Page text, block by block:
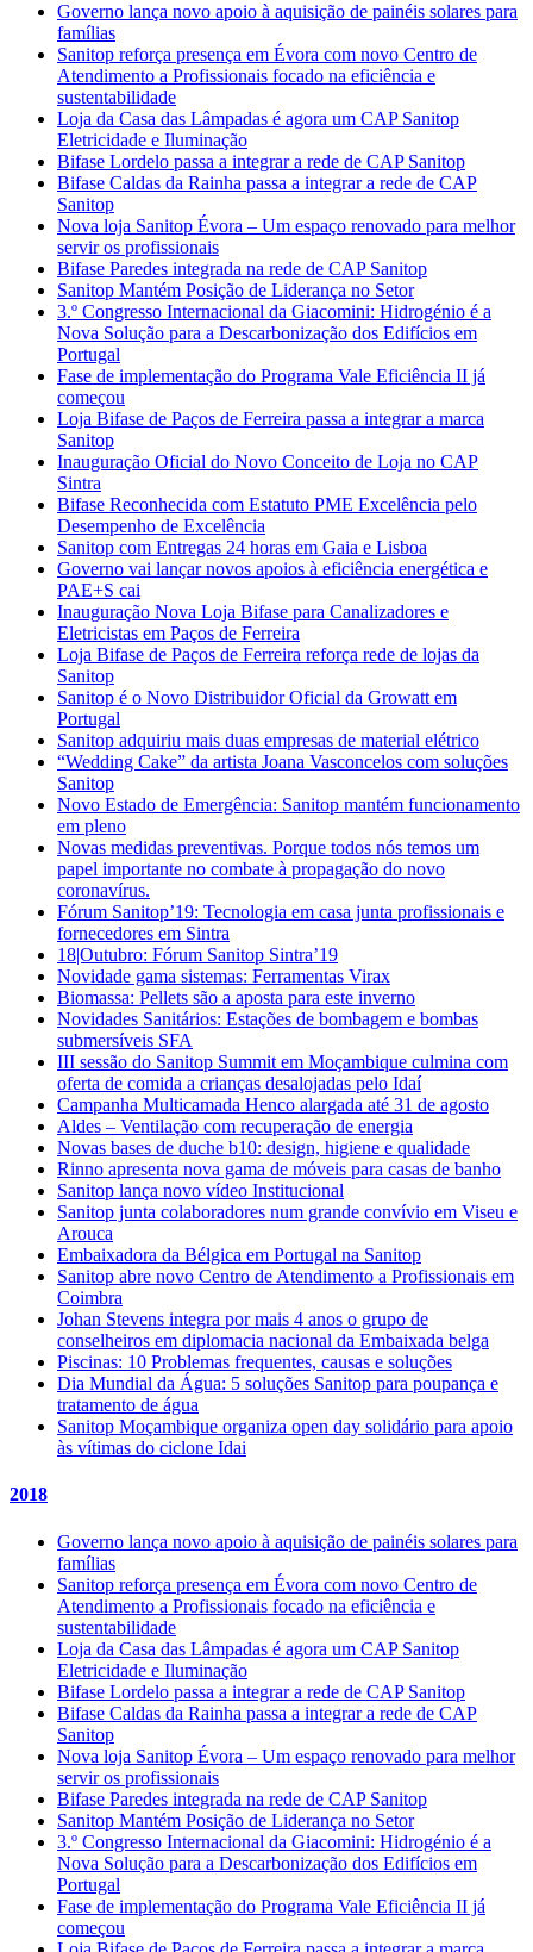
Governo lança novo apoio à aquisição de painéis solares para
famílias
Sanitop reforça presença em Évora com novo Centro de
Atendimento a Profissionais focado na eficiência e
sustentabilidade
Loja da Casa das Lâmpadas é agora um CAP Sanitop
Eletricidade e Iluminação
Bifase Lordelo passa a integrar a rede de CAP Sanitop
Bifase Caldas da Rainha passa a integrar a rede de CAP
Sanitop
Nova loja Sanitop Évora – Um espaço renovado para melhor
servir os profissionais
Bifase Paredes integrada na rede de CAP Sanitop
Sanitop Mantém Posição de Liderança no Setor
3.º Congresso Internacional da Giacomini: Hidrogénio é a
Nova Solução para a Descarbonização dos Edifícios em
Portugal
Fase de implementação do Programa Vale Eficiência II já
começou
Loja Bifase de Paços de Ferreira passa a integrar a marca
Sanitop
Inauguração Oficial do Novo Conceito de Loja no CAP
Sintra
Bifase Reconhecida com Estatuto PME Excelência pelo
Desempenho de Excelência
Sanitop com Entregas 24 horas em Gaia e Lisboa
Governo vai lançar novos apoios à eficiência energética e
PAE+S cai
Inauguração Nova Loja Bifase para Canalizadores e
Eletricistas em Paços de Ferreira
Loja Bifase de Paços de Ferreira reforça rede de lojas da
Sanitop
Sanitop é o Novo Distribuidor Oficial da Growatt em
Portugal
Sanitop adquiriu mais duas empresas de material elétrico
“Wedding Cake” da artista Joana Vasconcelos com soluções
Sanitop
Novo Estado de Emergência: Sanitop mantém funcionamento
em pleno
Novas medidas preventivas. Porque todos nós temos um
papel importante no combate à propagação do novo
coronavírus.
Fórum Sanitop’19: Tecnologia em casa junta profissionais e
fornecedores em Sintra
18|Outubro: Fórum Sanitop Sintra’19
Novidade gama sistemas: Ferramentas Virax
Biomassa: Pellets são a aposta para este inverno
Novidades Sanitários: Estações de bombagem e bombas
submersíveis SFA
III sessão do Sanitop Summit em Moçambique culmina com
oferta de comida a crianças desalojadas pelo Idaí
Campanha Multicamada Henco alargada até 31 de agosto
Aldes – Ventilação com recuperação de energia
Novas bases de duche b10: design, higiene e qualidade
Rinno apresenta nova gama de móveis para casas de banho
Sanitop lança novo vídeo Institucional
Sanitop junta colaboradores num grande convívio em Viseu e
Arouca
Embaixadora da Bélgica em Portugal na Sanitop
Sanitop abre novo Centro de Atendimento a Profissionais em
Coimbra
Johan Stevens integra por mais 4 anos o grupo de
conselheiros em diplomacia nacional da Embaixada belga
Piscinas: 10 Problemas frequentes, causas e soluções
Dia Mundial da Água: 5 soluções Sanitop para poupança e
tratamento de água
Sanitop Moçambique organiza open day solidário para apoio
às vítimas do ciclone Idai
2018
Governo lança novo apoio à aquisição de painéis solares para
famílias
Sanitop reforça presença em Évora com novo Centro de
Atendimento a Profissionais focado na eficiência e
sustentabilidade
Loja da Casa das Lâmpadas é agora um CAP Sanitop
Eletricidade e Iluminação
Bifase Lordelo passa a integrar a rede de CAP Sanitop
Bifase Caldas da Rainha passa a integrar a rede de CAP
Sanitop
Nova loja Sanitop Évora – Um espaço renovado para melhor
servir os profissionais
Bifase Paredes integrada na rede de CAP Sanitop
Sanitop Mantém Posição de Liderança no Setor
3.º Congresso Internacional da Giacomini: Hidrogénio é a
Nova Solução para a Descarbonização dos Edifícios em
Portugal
Fase de implementação do Programa Vale Eficiência II já
começou